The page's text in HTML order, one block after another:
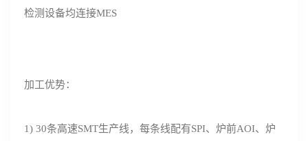
检测设备均连接MES
加工优势：
1) 30条高速SMT生产线，每条线配有SPI、炉前AOI、炉